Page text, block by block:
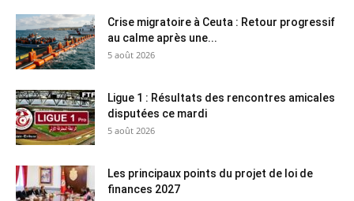
Crise migratoire à Ceuta : Retour progressif
au calme après une...
5 août 2026
Ligue 1 : Résultats des rencontres amicales
disputées ce mardi
5 août 2026
Les principaux points du projet de loi de
finances 2027